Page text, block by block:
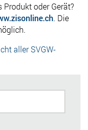
Produkt oder Gerät?
. Die
aller SVGW-